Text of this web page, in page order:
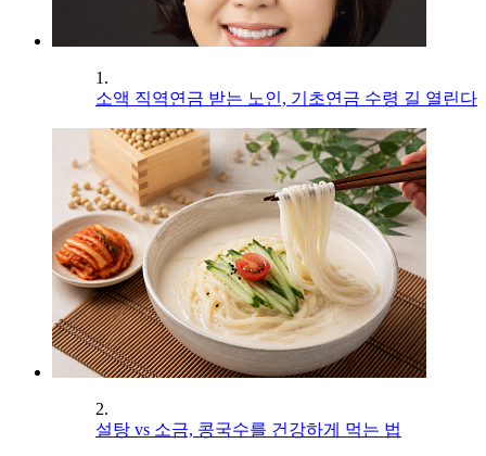
1.
소액 직역연금 받는 노인, 기초연금 수령 길 열린다
2.
설탕 vs 소금, 콩국수를 건강하게 먹는 법